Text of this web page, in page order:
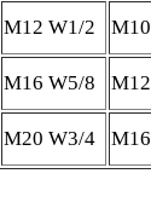
M12 W1/2 M10
M16 W5/8 M12
M20 W3/4 M16